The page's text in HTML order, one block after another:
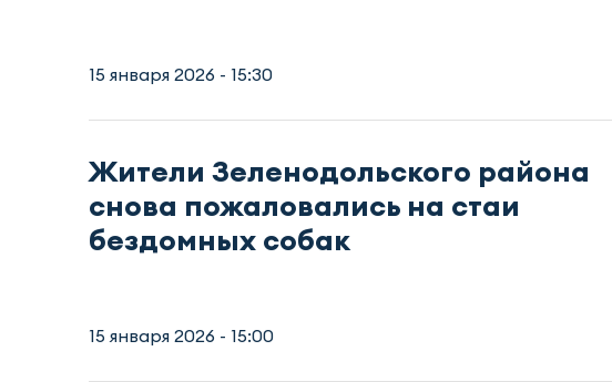
15 января 2026 - 15:30
Жители Зеленодольского района
снова пожаловались на стаи
бездомных собак
15 января 2026 - 15:00